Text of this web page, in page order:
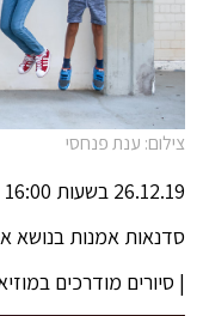
צילום: ענת פנחסי
26.12.19 בשעות 16:00 – 19:00
סדנאות אמנות בנושא
| סיורים מודרכים